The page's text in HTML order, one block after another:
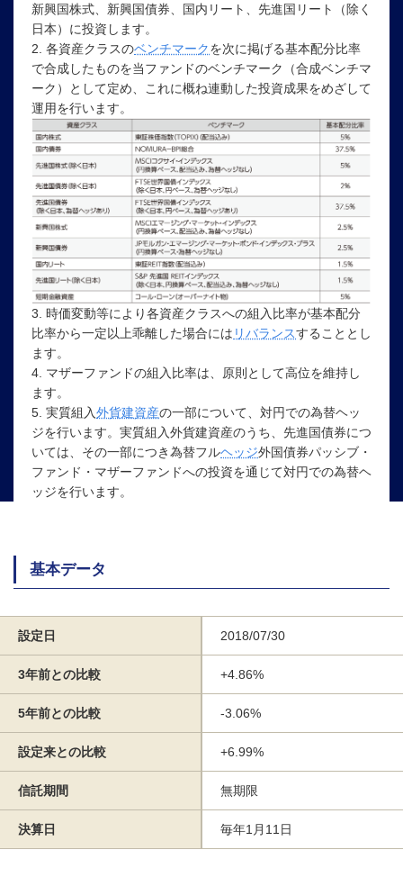
新興国株式、新興国債券、国内リート、先進国リート（除く
日本）に投資します。
2. 各資産クラスのベンチマークを次に掲げる基本配分比率
で合成したものを当ファンドのベンチマーク（合成ベンチマ
ーク）として定め、これに概ね連動した投資成果をめざして
運用を行います。
3. 時価変動等により各資産クラスへの組入比率が基本配分
比率から一定以上乖離した場合には リバランスすることとし
ます。
4. マザーファンドの組入比率は、原則として高位を維持し
ます。
5. 実質組入外貨建資産の一部について、対円での為替ヘッ
ジを行います。実質組入外貨建資産のうち、先進国債券につ
いては、その一部につき為替フルヘッジ外国債券パッシブ・
ファンド・マザーファンドへの投資を通じて対円での為替ヘ
ッジを行います。
基本データ
設定日 2018/07/30
3年前との比較 +4.86%
5年前との比較 -3.06%
設定来との比較 +6.99%
信託期間 無期限
決算日 毎年1月11日